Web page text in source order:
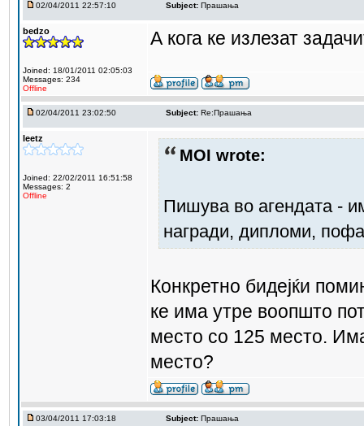
02/04/2011 22:57:10 Subject: Прашања
bedzo
Joined: 18/01/2011 02:05:03
Messages: 234
Offline
А кога ке излезат
02/04/2011 23:02:50 Subject: Re:Прашања
leetz
Joined: 22/02/2011 16:51:58
Messages: 2
Offline
MOI wrote:
Пишува во агендата -
награди, дипломи,
Конкретно бидејќи
ке има утре воопшто
место со 125 место.
место?
03/04/2011 17:03:18 Subject: Прашања